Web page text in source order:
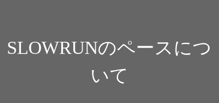
SLOWRUNのペースにつ
いて